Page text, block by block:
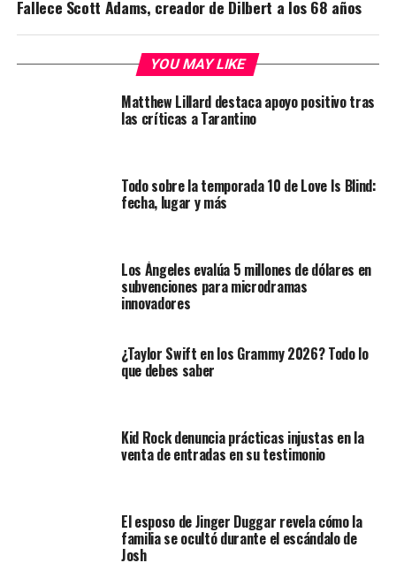
Fallece Scott Adams, creador de Dilbert a los 68 años
YOU MAY LIKE
Matthew Lillard destaca apoyo positivo tras
las críticas a Tarantino
Todo sobre la temporada 10 de Love Is Blind:
fecha, lugar y más
Los Ángeles evalúa 5 millones de dólares en
subvenciones para microdramas
innovadores
¿Taylor Swift en los Grammy 2026? Todo lo
que debes saber
Kid Rock denuncia prácticas injustas en la
venta de entradas en su testimonio
El esposo de Jinger Duggar revela cómo la
familia se ocultó durante el escándalo de
Josh